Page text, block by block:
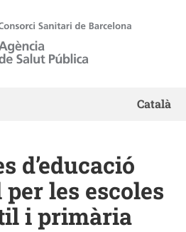
de Salut Pública de Barcelona
Català
d’educació
les escoles
i primària